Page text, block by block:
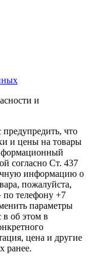
и
предупредить, что
и цены на товары
согласно Ст. 437
информацию о
пожалуйста,
телефону +7
параметры
в об этом в
цена и другие
ранее.